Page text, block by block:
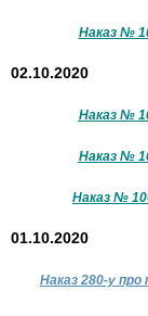
Наказ №
02.10.2020
Наказ №
Наказ №
Наказ №
01.10.2020
Наказ 280-у про